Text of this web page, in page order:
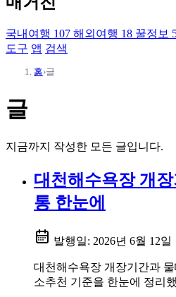
국내여행 107 해외여행 18 꿀정보
도구 앱 검색
홈›글
글
지금까지 작성한 모든 글입니다.
대천해수욕장 개
통 한눈에
발행일: 2026년 6월 12일
대천해수욕장 개장기간과
소추천 기준을 한눈에 정리